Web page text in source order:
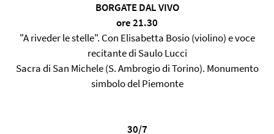
BORGATE DAL VIVO
ore 21.30
"A riveder le stelle". Con Elisabetta Bosio (violino) e voce
recitante di Saulo Lucci
Sacra di San Michele (S. Ambrogio di Torino). Monumento
simbolo del Piemonte
30/7